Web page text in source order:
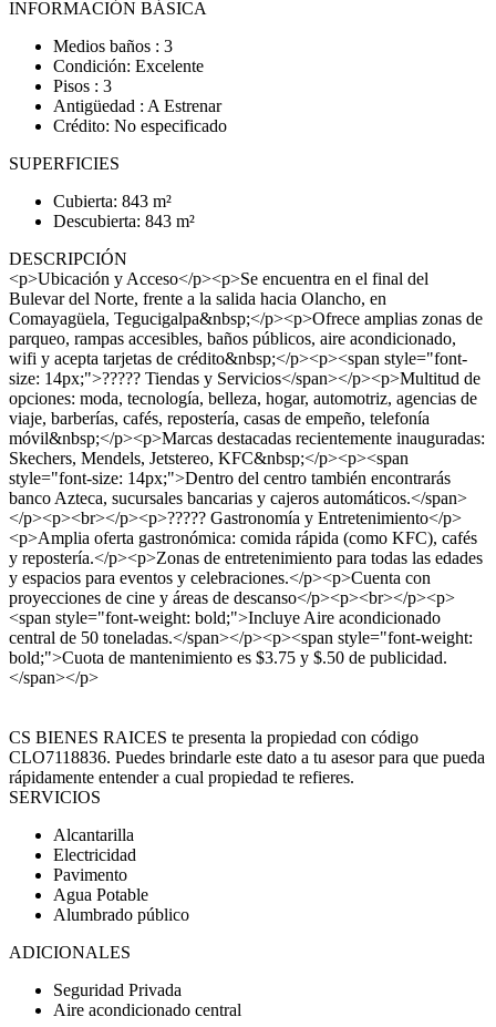
INFORMACIÓN BÁSICA
Medios baños : 3
Condición: Excelente
Pisos : 3
Antigüedad : A Estrenar
Crédito: No especificado
SUPERFICIES
Cubierta: 843 m²
Descubierta: 843 m²
DESCRIPCIÓN
<p>Ubicación y Acceso</p><p>Se encuentra en el final del
Bulevar del Norte, frente a la salida hacia Olancho, en
Comayagüela, Tegucigalpa&nbsp;</p><p>Ofrece amplias zonas de
parqueo, rampas accesibles, baños públicos, aire acondicionado,
wifi y acepta tarjetas de crédito&nbsp;</p><p><span style="font-
size: 14px;">????? Tiendas y Servicios</span></p><p>Multitud de
opciones: moda, tecnología, belleza, hogar, automotriz, agencias de
viaje, barberías, cafés, repostería, casas de empeño, telefonía
móvil&nbsp;</p><p>Marcas destacadas recientemente inauguradas:
Skechers, Mendels, Jetstereo, KFC&nbsp;</p><p><span
style="font-size: 14px;">Dentro del centro también encontrarás
banco Azteca, sucursales bancarias y cajeros automáticos.</span>
</p><p><br></p><p>????? Gastronomía y Entretenimiento</p>
<p>Amplia oferta gastronómica: comida rápida (como KFC), cafés
y repostería.</p><p>Zonas de entretenimiento para todas las edades
y espacios para eventos y celebraciones.</p><p>Cuenta con
proyecciones de cine y áreas de descanso</p><p><br></p><p>
<span style="font-weight: bold;">Incluye Aire acondicionado
central de 50 toneladas.</span></p><p><span style="font-weight:
bold;">Cuota de mantenimiento es $3.75 y $.50 de publicidad.
</span></p>
CS BIENES RAICES te presenta la propiedad con código
CLO7118836. Puedes brindarle este dato a tu asesor para que pueda
rápidamente entender a cual propiedad te refieres.
SERVICIOS
Alcantarilla
Electricidad
Pavimento
Agua Potable
Alumbrado público
ADICIONALES
Seguridad Privada
Aire acondicionado central